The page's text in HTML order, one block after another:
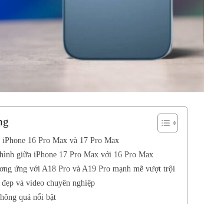
iPhone 16 Pro Max và 17 Pro Max
giữa iPhone 17 Pro Max với 16 Pro Max
ứng với A18 Pro và A19 Pro mạnh mẽ vượt trội
và video chuyên nghiệp
quá nổi bật